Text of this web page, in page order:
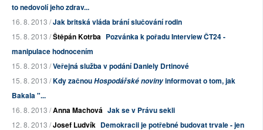
to nedovolí jeho zdrav...
16. 8. 2013 /Jak britská vláda brání slučování rodin
15. 8. 2013 /Štěpán Kotrba Pozvánka k pořadu Interview ČT24 -
manipulace hodnocením
15. 8. 2013 /Veřejná služba v podání Daniely Drtinové
15. 8. 2013 /Kdy začnouHospodářské novinyinformovat o tom, jak
Bakala "...
16. 8. 2013 /Anna Machová Jak se v Právu sekli
12. 8. 2013 /Josef Ludvík Demokracii je potřebné budovat trvale - jen